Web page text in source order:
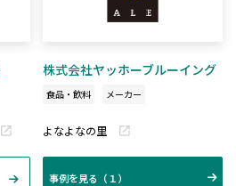
株式会社ヤッホーブルーイング
食品・飲料 メーカー
よなよなの里
事例を見る（１）